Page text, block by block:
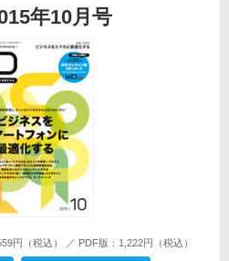
年10月号
円（税込） ／ PDF版：1,222円（税込）